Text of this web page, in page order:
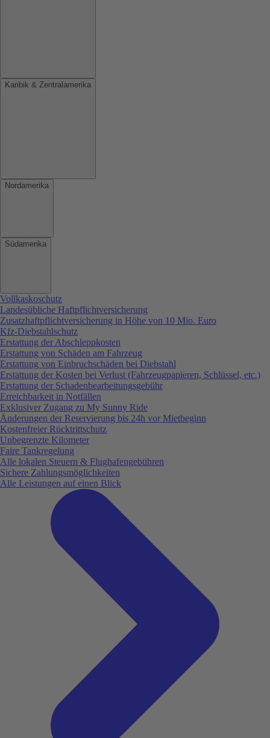
Karibik & Zentralamerika
Nordamerika
Südamerika
Vollkaskoschutz
Landesübliche Haftpflichtversicherung
Zusatzhaftpflichtversicherung in Höhe von 10 Mio. Euro
Kfz-Diebstahlschutz
Erstattung der Abschleppkosten
Erstattung von Schäden am Fahrzeug
Erstattung von Einbruchschäden bei Diebstahl
Erstattung der Kosten bei Verlust (Fahrzeugpapieren, Schlüssel, etc.)
Erstattung der Schadenbearbeitungsgebühr
Erreichbarkeit in Notfällen
Exklusiver Zugang zu My Sunny Ride
Änderungen der Reservierung bis 24h vor Mietbeginn
Kostenfreier Rücktrittschutz
Unbegrenzte Kilometer
Faire Tankregelung
Alle lokalen Steuern & Flughafengebühren
Sichere Zahlungsmöglichkeiten
Alle Leistungen auf einen Blick